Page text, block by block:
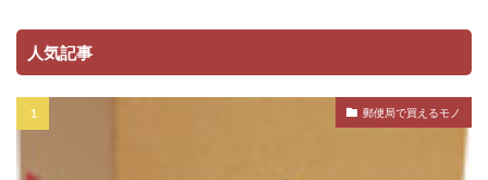
人気記事
郵便局で買えるモノ